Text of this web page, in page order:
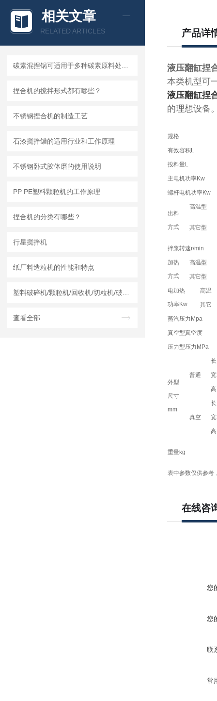
相关文章
RELATED ARTICLES
捏合机的搅拌形式都有哪些？
不锈钢捏合机的制造工艺
石漆搅拌罐的适用行业和工作原理
不锈钢卧式胶体磨的使用说明
PP PE塑料颗粒机的工作原理
捏合机的分类有哪些？
行星搅拌机
纸厂料造粒机的性能和特点
查看全部
产品详
液压翻缸捏
本类机型可
液压翻缸捏
的理想设备
规格
有效容积L
投料量L
主电机功率Kw
螺杆电机功率Kw
出料
方式
高温型
其它型
拌浆转速r/min
加热
方式
高温型
其它型
电加热
功率Kw
高温
其它
蒸汽压力Mpa
真空型真空度
压力型压力MPa
外型
尺寸
mm
普通
长
宽
高
真空
长
宽
高
重量kg
表中参数仅供参考
在线咨
您
您
联
常